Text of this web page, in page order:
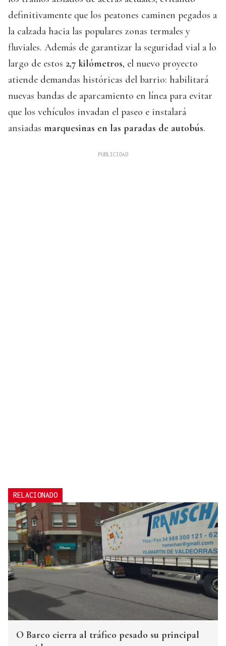
definitivamente que los peatones caminen pegados a
la calzada hacia las populares zonas termales y
fluviales. Además de garantizar la seguridad vial a lo
largo de estos 2,7 kilómetros, el nuevo proyecto
atiende demandas históricas del barrio: habilitará
nuevas bandas de aparcamiento en línea para evitar
que los vehículos invadan el paseo e instalará
ansiadas marquesinas en las paradas de autobús.
RELACIONADO
O Barco cierra al tráfico pesado su principal